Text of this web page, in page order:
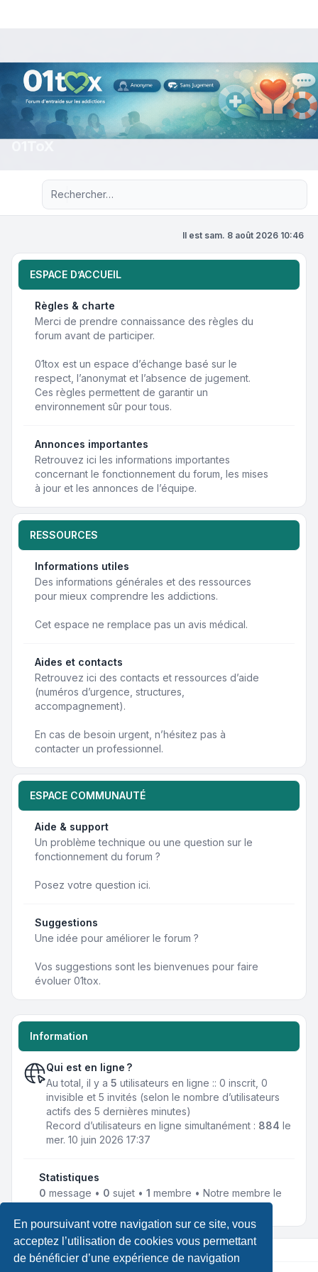
En poursuivant votre navigation sur ce site, vous
acceptez l’utilisation de cookies vous permettant
de bénéficier d’une expérience de navigation
Recherche avancée
Il est sam. 8 août 2026 10:46
ESPACE D’ACCUEIL
Règles & charte
Merci de prendre connaissance des règles du
forum avant de participer.
01tox est un espace d’échange basé sur le
respect, l’anonymat et l’absence de jugement.
Ces règles permettent de garantir un
environnement sûr pour tous.
Annonces importantes
Retrouvez ici les informations importantes
concernant le fonctionnement du forum, les mises
à jour et les annonces de l’équipe.
RESSOURCES
Informations utiles
Des informations générales et des ressources
pour mieux comprendre les addictions.
Cet espace ne remplace pas un avis médical.
Aides et contacts
Retrouvez ici des contacts et ressources d’aide
(numéros d’urgence, structures,
accompagnement).
En cas de besoin urgent, n’hésitez pas à
contacter un professionnel.
ESPACE COMMUNAUTÉ
Aide & support
Un problème technique ou une question sur le
fonctionnement du forum ?
Posez votre question ici.
Suggestions
Une idée pour améliorer le forum ?
Vos suggestions sont les bienvenues pour faire
évoluer 01tox.
Information
Qui est en ligne ?
Au total, il y a 5 utilisateurs en ligne :: 0 inscrit, 0
invisible et 5 invités (selon le nombre d’utilisateurs
actifs des 5 dernières minutes)
Record d’utilisateurs en ligne simultanément : 884 le
mer. 10 juin 2026 17:37
Statistiques
0 message • 0 sujet • 1 membre • Notre membre le